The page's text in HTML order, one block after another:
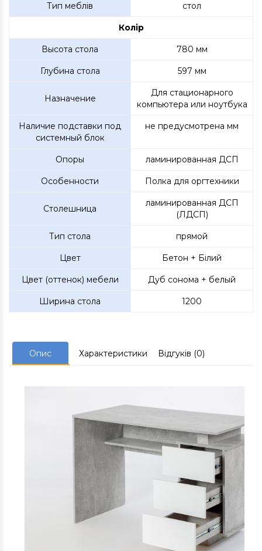
Тип меблів стол
Колір
Высота стола 780 мм
Глубина стола 597 мм
Назначение
Для стационарного
компьютера или ноутбука
Наличие подставки под
системный блок
не предусмотрена мм
Опоры ламинированная ДСП
Особенности Полка для оргтехники
Столешница
ламинированная ДСП
(ЛДСП)
Тип стола прямой
Цвет Бетон + Білий
Цвет (оттенок) мебели Дуб сонома + белый
Ширина стола 1200
Опис Характеристики Відгуків (0)